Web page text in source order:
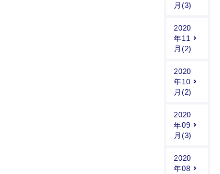
月(3)
2020
年11
月(2)
2020
年10
月(2)
2020
年09
月(3)
2020
年08